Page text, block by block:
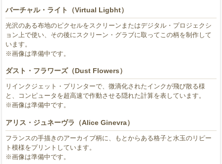
バーチャル・ライト（Virtual Ligbht）
光沢のある布地のピクセルをスクリーンまたはデジタル・プロジェクシ
ョン上で使い、その後にスクリーン・グラブに取ってこの柄を制作して
います。
※画像は準備中です。
ダスト・フラワーズ（Dust Flowers）
リインクジェット・プリンターで、微滴化されたインクが飛び散る様
と、コンピュータを超高速で作動させる隠れた計算を表しています。
※画像は準備中です。
アリス・ジュネーヴラ（Alice Ginevra）
フランスの手描きのアーカイブ柄に、もとからある格子と水玉のリピー
ト模様をプリントしています。
※画像は準備中です。